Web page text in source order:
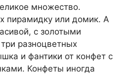
множество.
пирамидку или домик. А
с золотыми
разноцветных
и фантики от конфет с
Конфеты иногда